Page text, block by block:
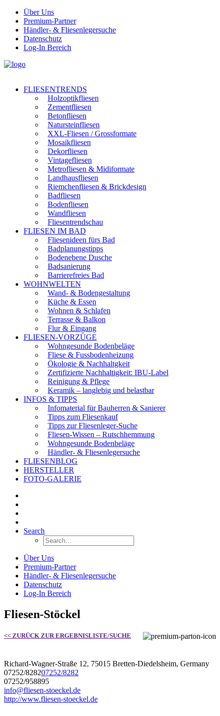
Über Uns
Premium-Partner
Händler- & Fliesenlegersuche
Datenschutz
Log-In Bereich
FLIESENTRENDS
Holzoptikfliesen
Zementfliesen
Betonfliesen
Natursteinfliesen
XXL-Fliesen / Grossformate
Mosaikfliesen
Dekorfliesen
Vintagefliesen
Metrofliesen & Midiformate
Landhausfliesen
Riemchenfliesen & Brickdesign
Badfliesen
Bodenfliesen
Wandfliesen
Fliesentrendschau
FLIESEN IM BAD
Fliesenideen fürs Bad
Badplanungstipps
Bodenebene Dusche
Badsanierung
Barrierefreies Bad
WOHNWELTEN
Wand- & Bodengestaltung
Küche & Essen
Wohnen & Schlafen
Terrasse & Balkon
Flur & Eingang
FLIESEN-VORZÜGE
Wohngesunde Bodenbeläge
Fliese & Fussbodenheizung
Ökologie & Nachhaltgkeit
Zertifizierte Nachhaltigkeit: IBU-Label
Reinigung & Pflege
Keramik – langlebig und belastbar
INFOS & TIPPS
Infomaterial für Bauherren & Sanierer
Tipps zum Fliesenkauf
Tipps zur Fliesenleger-Suche
Fliesen-Wissen – Rutschhemmung
Wohngesunde Bodenbeläge
Händler- & Fliesenlegersuche
FLIESENBLOG
HERSTELLER
FOTO-GALERIE
Search
Über Uns
Premium-Partner
Händler- & Fliesenlegersuche
Datenschutz
Log-In Bereich
Fliesen-Stöckel
<< ZURÜCK ZUR ERGEBNISLISTE/SUCHE
Richard-Wagner-Straße 12, 75015 Bretten-Diedelsheim, Germany
07252/828207252/8282
07252/958895
info@fliesen-stoeckel.de
http://www.fliesen-stoeckel.de